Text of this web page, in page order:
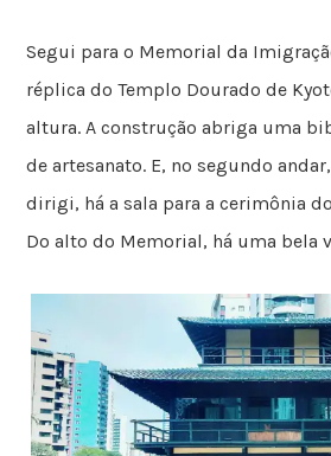
Segui para o Memorial da
réplica do Templo Dourado de
altura. A construção abriga uma
de artesanato. E, no segundo
dirigi, há a sala para a cerimônia
Do alto do Memorial, há uma bela